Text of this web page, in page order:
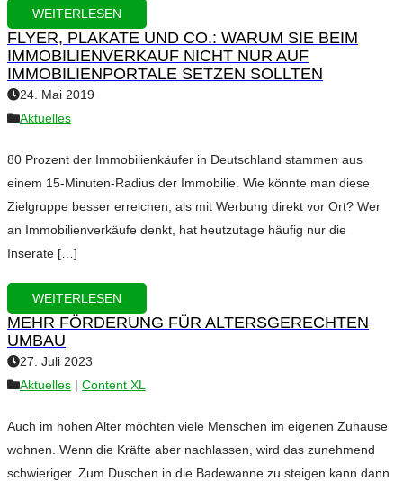
WEITERLESEN
FLYER, PLAKATE UND CO.: WARUM SIE BEIM
IMMOBILIENVERKAUF NICHT NUR AUF
IMMOBILIENPORTALE SETZEN SOLLTEN
24. Mai 2019
Aktuelles
80 Prozent der Immobilienkäufer in Deutschland stammen aus
einem 15-Minuten-Radius der Immobilie. Wie könnte man diese
Zielgruppe besser erreichen, als mit Werbung direkt vor Ort? Wer
an Immobilienverkäufe denkt, hat heutzutage häufig nur die
Inserate […]
WEITERLESEN
MEHR FÖRDERUNG FÜR ALTERSGERECHTEN
UMBAU
27. Juli 2023
Aktuelles | Content XL
Auch im hohen Alter möchten viele Menschen im eigenen Zuhause
wohnen. Wenn die Kräfte aber nachlassen, wird das zunehmend
schwieriger. Zum Duschen in die Badewanne zu steigen kann dann